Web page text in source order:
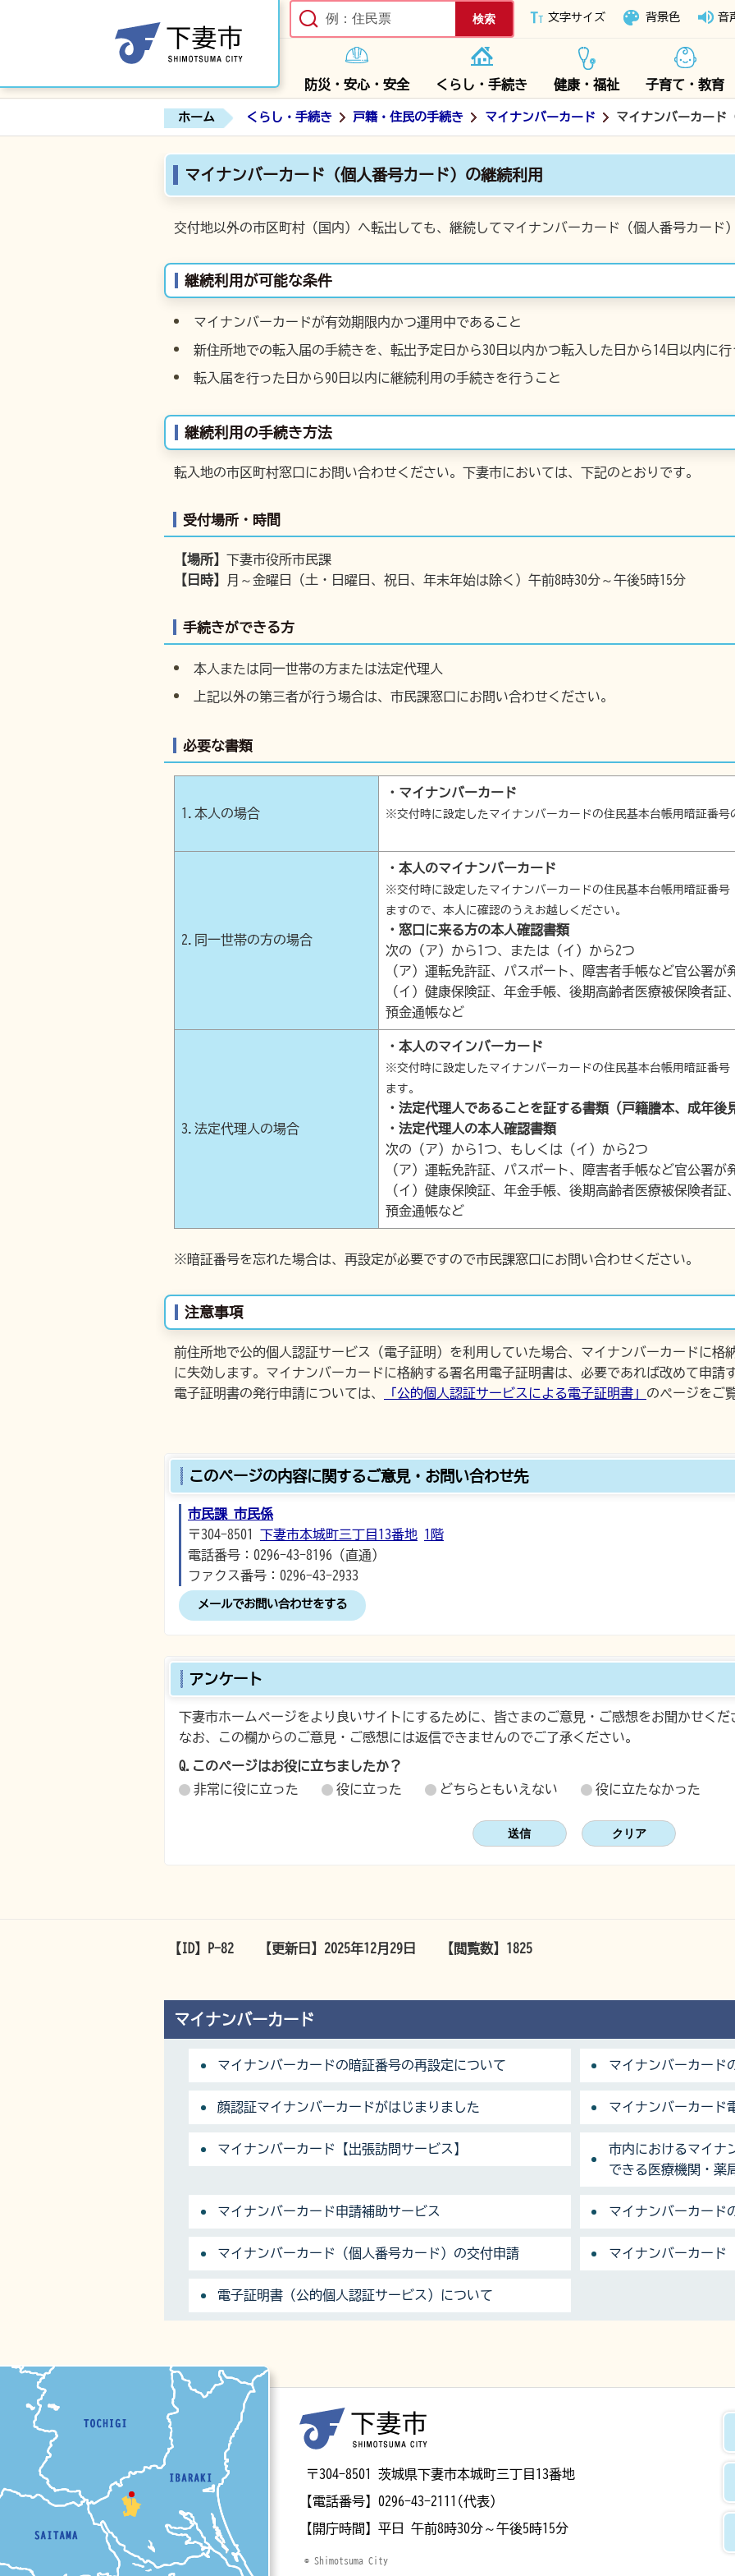
下妻市ホームページ
文字サイズ 背景色 音
防災・安心・安全 くらし・手続き 健康・福祉 子育て・教育
ホーム くらし・手続き 戸籍・住民の手続き マイナンバーカード マイナンバーカード
マイナンバーカード（個人番号カード）の継続利用
交付地以外の市区町村（国内）へ転出しても、継続してマイナンバーカード（個人番号カード
継続利用が可能な条件
マイナンバーカードが有効期限内かつ運用中であること
新住所地での転入届の手続きを、転出予定日から30日以内かつ転入した日から14日以内に行
転入届を行った日から90日以内に継続利用の手続きを行うこと
継続利用の手続き方法
転入地の市区町村窓口にお問い合わせください。下妻市においては、下記のとおりです。
受付場所・時間
【場所】 下妻市役所市民課
【日時】
月～金曜日（土・日曜日、祝日、年末年始は除く）午前8時30分～午後5時15分
手続きができる方
本人または同一世帯の方または法定代理人
上記以外の第三者が行う場合は、市民課窓口にお問い合わせください。
必要な書類
1.本人の場合
・マイナンバーカード
※交付時に設定したマイナンバーカードの住民基本台帳用暗証番号
2.同一世帯の方の場合
・本人のマイナンバーカード
※交付時に設定したマイナンバーカードの住民基本台帳用暗証番
ますので、本人に確認のうえお越しください。
・窓口に来る方の本人確認書類
次の（ア）から1つ、または（イ）から2つ
（ア）運転免許証、パスポート、障害者手帳など官公署
（イ）健康保険証、年金手帳、後期高齢者医療被保険者
預金通帳など
3.法定代理人の場合
・本人のマインバーカード
※交付時に設定したマイナンバーカードの住民基本台帳用暗証番
ます。
・法定代理人であることを証する書類（戸籍謄本、成年後
・法定代理人の本人確認書類
次の（ア）から1つ、もしくは（イ）から2つ
（ア）運転免許証、パスポート、障害者手帳など官公署
（イ）健康保険証、年金手帳、後期高齢者医療被保険者
預金通帳など
※暗証番号を忘れた場合は、再設定が必要ですので市民課窓口にお問い合わせください。
注意事項
前住所地で公的個人認証サービス（電子証明）を利用していた場合、マイナンバーカードに格
に失効します。マイナンバーカードに格納する署名用電子証明書は、必要であれば改めて申請
電子証明書の発行申請については、
公的個人認証サービスによる電子証明書 」 のページをご
このページの内容に関するご意見・お問い合わせ先
市民課 市民係
〒304-8501 下妻市本城町三丁目13番地 1階
電話番号：0296-43-8196（直通）
ファクス番号：0296-43-2933
メールでお問い合わせをする
アンケート
下妻市ホームページをより良いサイトにするために、皆さまのご意見・ご感想をお聞かせくだ
なお、この欄からのご意見・ご感想には返信できませんのでご了承ください。
Q.このページはお役に立ちましたか？
非常に役に立った
役に立った どちらともいえない 役に立たなかった
【ID】 P-82 【更新日】 2025年12月29日 【閲覧数】 1825
マイナンバーカード
マイナンバーカードの暗証番号の再設定について マイナンバーカード
顔認証マイナンバーカードがはじまりました マイナンバーカード
マイナンバーカード【出張訪問サービス】
市内におけるマイナ
できる医療機関・薬
マイナンバーカード申請補助サービス マイナンバーカード
マイナンバーカード（個人番号カード）の交付申請 マイナンバーカード
電子証明書（公的個人認証サービス）について
〒304-8501 茨城県下妻市本城町三丁目13番地
【電話番号】 0296-43-2111(代表)
【開庁時間】 平日 午前8時30分～午後5時15分
© Shimotsuma City